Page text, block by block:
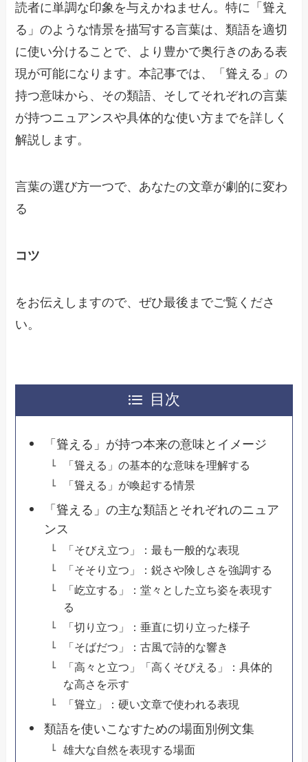
読者に単調な印象を与えかねません。特に「聳え
る」のような情景を描写する言葉は、類語を適切
に使い分けることで、より豊かで奥行きのある表
現が可能になります。本記事では、「聳える」の
持つ意味から、その類語、そしてそれぞれの言葉
が持つニュアンスや具体的な使い方までを詳しく
解説します。
言葉の選び方一つで、あなたの文章が劇的に変わ
る
コツ
をお伝えしますので、ぜひ最後までご覧くださ
い。
目次
「聳える」が持つ本来の意味とイメージ
「聳える」の基本的な意味を理解する
「聳える」が喚起する情景
「聳える」の主な類語とそれぞれのニュア
ンス
「そびえ立つ」：最も一般的な表現
「そそり立つ」：鋭さや険しさを強調する
「屹立する」：堂々とした立ち姿を表現す
る
「切り立つ」：垂直に切り立った様子
「そばだつ」：古風で詩的な響き
「高々と立つ」「高くそびえる」：具体的
な高さを示す
「聳立」：硬い文章で使われる表現
類語を使いこなすための場面別例文集
雄大な自然を表現する場面